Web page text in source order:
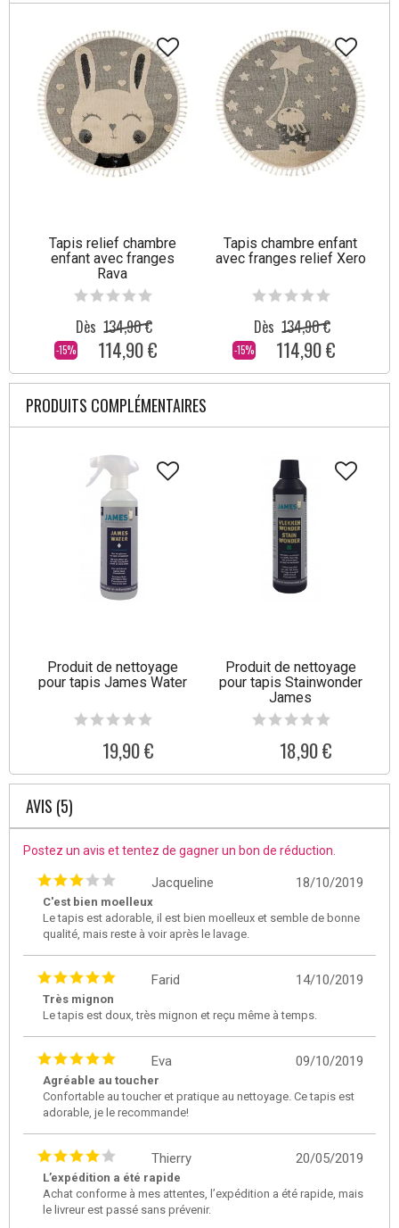
Tapis relief chambre
enfant avec franges
Rava
-15%
Dès 134,90 €
114,90 €
Tapis chambre enfant
avec franges relief Xero
-15%
Dès 134,90 €
114,90 €
PRODUITS COMPLÉMENTAIRES
Produit de nettoyage
pour tapis James Water
19,90 €
Produit de nettoyage
pour tapis Stainwonder
James
18,90 €
AVIS (5)
Postez un avis et tentez de gagner un bon de réduction.
18/10/2019
Jacqueline
C'est bien moelleux
Le tapis est adorable, il est bien moelleux et semble de bonne
qualité, mais reste à voir après le lavage.
14/10/2019
Farid
Très mignon
Le tapis est doux, très mignon et reçu même à temps.
09/10/2019
Eva
Agréable au toucher
Confortable au toucher et pratique au nettoyage. Ce tapis est
adorable, je le recommande!
20/05/2019
Thierry
L’expédition a été rapide
Achat conforme à mes attentes, l’expédition a été rapide, mais
le livreur est passé sans prévenir.